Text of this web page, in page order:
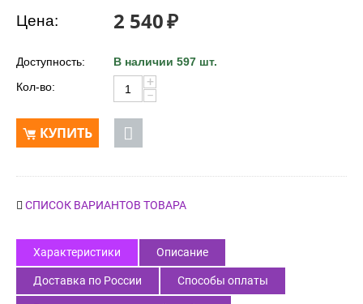
Цена: 2 540₽
Доступность:
В наличии 597 шт.
Кол-во:
+
−
КУПИТЬ
СПИСОК ВАРИАНТОВ ТОВАРА
Характеристики Описание
Доставка по России Способы оплаты